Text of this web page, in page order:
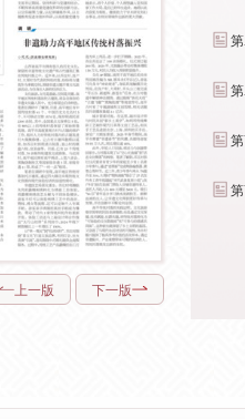
上一版 下一版
专刊1